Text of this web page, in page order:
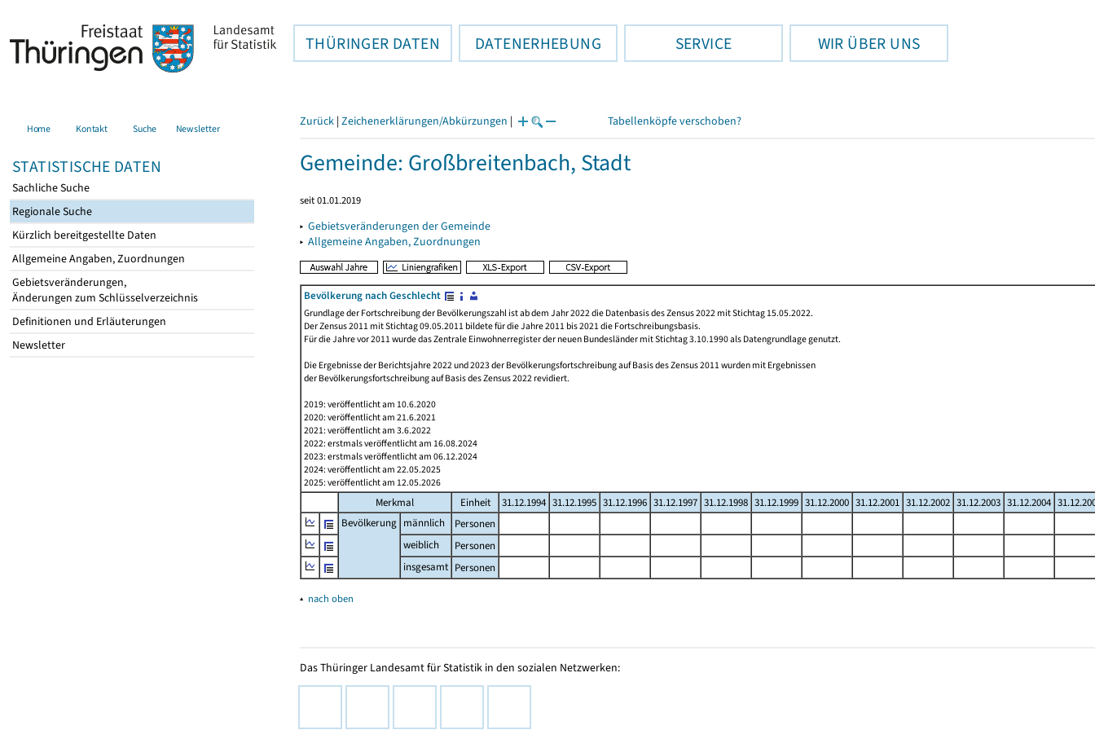
THÜRINGER DATEN DATENERHEBUNG SERVICE WIR ÜBER UNS
Home Kontakt Suche Newsletter
STATISTISCHE DATEN
Sachliche Suche
Regionale Suche
Kürzlich bereitgestellte Daten
Allgemeine Angaben, Zuordnungen
Gebietsveränderungen,
Änderungen zum Schlüsselverzeichnis
Definitionen und Erläuterungen
Newsletter
Zurück | Zeichenerklärungen/Abkürzungen | Tabellenköpfe verschoben?
Gemeinde: Großbreitenbach, Stadt
seit 01.01.2019
▸ Gebietsveränderungen der Gemeinde
▸ Allgemeine Angaben, Zuordnungen
Bevölkerung nach Geschlecht
Grundlage der Fortschreibung der Bevölkerungszahl ist ab dem Jahr 2022 die Datenbasis des Zensus 2022 mit Stichtag 15.05.2022.
Der Zensus 2011 mit Stichtag 09.05.2011 bildete für die Jahre 2011 bis 2021 die Fortschreibungsbasis.
Für die Jahre vor 2011 wurde das Zentrale Einwohnerregister der neuen Bundesländer mit Stichtag 3.10.1990 als Datengrundlage genutzt.
Die Ergebnisse der Berichtsjahre 2022 und 2023 der Bevölkerungsfortschreibung auf Basis des Zensus 2011 wurden mit Ergebnissen
der Bevölkerungsfortschreibung auf Basis des Zensus 2022 revidiert.
2019: veröffentlicht am 10.6.2020
2020: veröffentlicht am 21.6.2021
2021: veröffentlicht am 3.6.2022
2022: erstmals veröffentlicht am 16.08.2024
2023: erstmals veröffentlicht am 06.12.2024
2024: veröffentlicht am 22.05.2025
2025: veröffentlicht am 12.05.2026
Merkmal Einheit 31.12.1994 31.12.1995 31.12.1996 31.12.1997 31.12.1998 31.12.1999 31.12.2000 31.12.2001 31.12.2002 31.12.2003 31.12.2004
Bevölkerung männlich
Personen
weiblich
Personen
insgesamt Personen
▴ nach oben
Das Thüringer Landesamt für Statistik in den sozialen Netzwerken: